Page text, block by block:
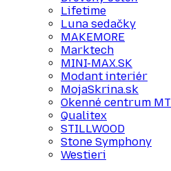
Lifetime
Luna sedačky
MAKEMORE
Marktech
MINI-MAX.SK
Modant interiér
MojaSkrina.sk
Okenné centrum MT
Qualitex
STILLWOOD
Stone Symphony
Westieri